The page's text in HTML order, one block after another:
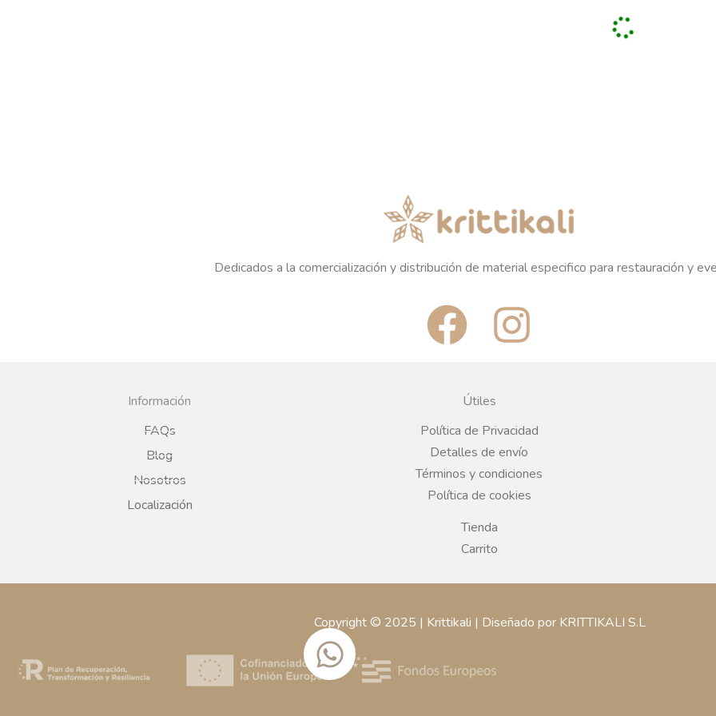
sujeto a confirmación
comercial.
MADERA OLMO MESA
200 X 100 X H76 CM
180X100X H76CM
PRECIOS
LEER MÁS
Plazo de entrega variable,
sujeto a confirmación
sujeto a confirmación